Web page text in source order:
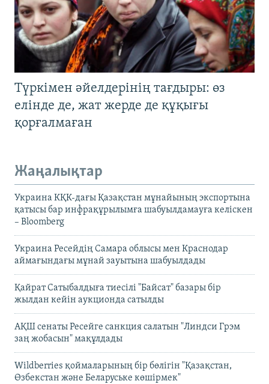
Түркімен әйелдерінің тағдыры: өз
елінде де, жат жерде де құқығы
қорғалмаған
Жаңалықтар
Украина КҚК-дағы Қазақстан мұнайының экспортына
қатысы бар инфрақұрылымға шабуылдамауға келіскен
– Bloomberg
Украина Ресейдің Самара облысы мен Краснодар
аймағындағы мұнай зауытына шабуылдады
Қайрат Сатыбалдыға тиесілі "Байсат" базары бір
жылдан кейін аукционда сатылды
АҚШ сенаты Ресейге санкция салатын "Линдси Грэм
заң жобасын" мақұлдады
Wildberries қоймаларының бір бөлігін "Қазақстан,
Өзбекстан және Беларуське көшірмек"